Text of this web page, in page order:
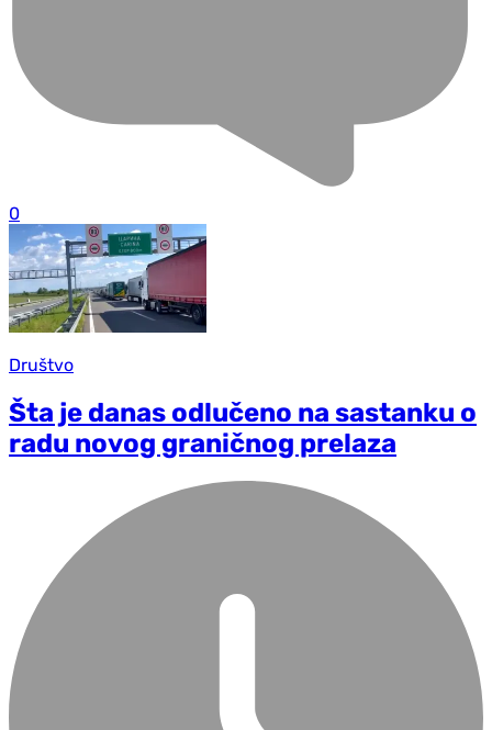
0
Društvo
Šta je danas odlučeno na sastanku o
radu novog graničnog prelaza